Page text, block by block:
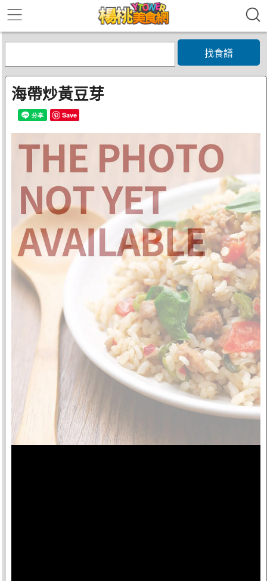
找食譜
海帶炒黃豆芽
Save